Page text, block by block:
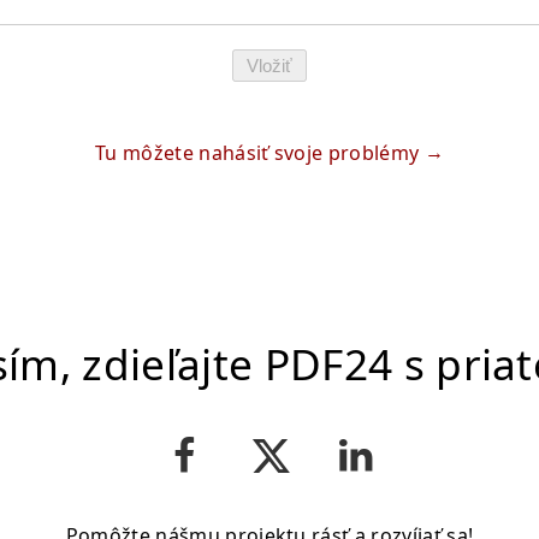
Vložiť
Tu môžete nahásiť svoje problémy
zdieľajte PDF24 s